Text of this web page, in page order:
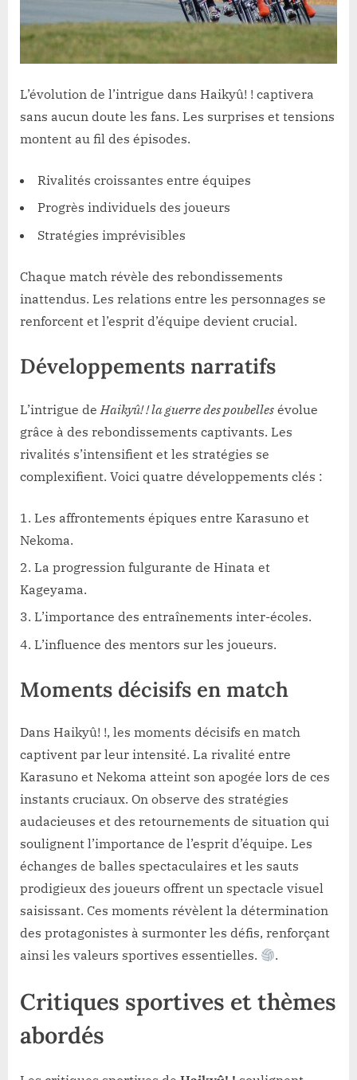
L’évolution de l’intrigue dans Haikyû! ! captivera
sans aucun doute les fans. Les surprises et tensions
montent au fil des épisodes.
Rivalités croissantes entre équipes
Progrès individuels des joueurs
Stratégies imprévisibles
Chaque match révèle des rebondissements
inattendus. Les relations entre les personnages se
renforcent et l’esprit d’équipe devient crucial.
Développements narratifs
L’intrigue de Haikyû! ! la guerre des poubelles évolue
grâce à des rebondissements captivants. Les
rivalités s’intensifient et les stratégies se
complexifient. Voici quatre développements clés :
Les affrontements épiques entre Karasuno et
Nekoma.
La progression fulgurante de Hinata et
Kageyama.
L’importance des entraînements inter-écoles.
L’influence des mentors sur les joueurs.
Moments décisifs en match
Dans Haikyû! !, les moments décisifs en match
captivent par leur intensité. La rivalité entre
Karasuno et Nekoma atteint son apogée lors de ces
instants cruciaux. On observe des stratégies
audacieuses et des retournements de situation qui
soulignent l’importance de l’esprit d’équipe. Les
échanges de balles spectaculaires et les sauts
prodigieux des joueurs offrent un spectacle visuel
saisissant. Ces moments révèlent la détermination
des protagonistes à surmonter les défis, renforçant
ainsi les valeurs sportives essentielles.
.
Critiques sportives et thèmes
abordés